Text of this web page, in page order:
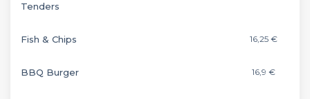
Tenders
Fish & Chips 16,25 €
BBQ Burger 16,9 €